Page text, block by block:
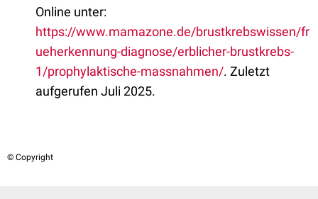
Online unter:
https://www.mamazone.de/brustkrebswissen/fr
ueherkennung-diagnose/erblicher-brustkrebs-
1/prophylaktische-massnahmen/. Zuletzt
aufgerufen Juli 2025.
© Copyright